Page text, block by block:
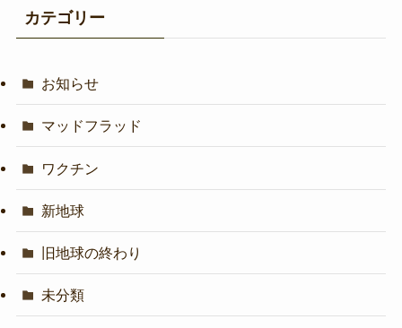
カテゴリー
お知らせ
マッドフラッド
ワクチン
新地球
旧地球の終わり
未分類